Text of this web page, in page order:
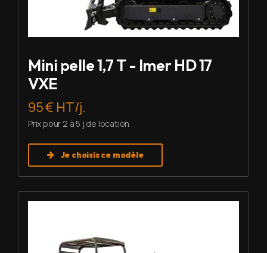
Mini pelle 1,7 T - Imer HD 17
VXE
95 € HT/j.
Prix pour 2 à 5 j de location
Je choisis ce modèle
Louer Mini pelle 2,7 T - Imer HD 27 V5